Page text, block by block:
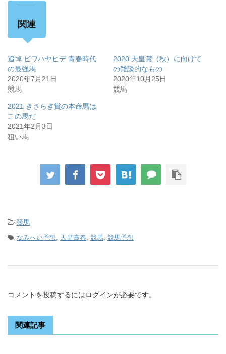
関連
追悼 ビワハヤヒデ 青春時代
の最強馬
2020年7月21日
競馬
2020 天皇賞（秋）に向けて
の雑談的なもの
2020年10月25日
競馬
2021 きさらぎ賞の本命馬は
この馬だ
2021年2月3日
狙い馬
-競馬
-なみへい予想, 天皇賞春, 競馬, 競馬予想
コメントを投稿するにはログインが必要です。
関連記事